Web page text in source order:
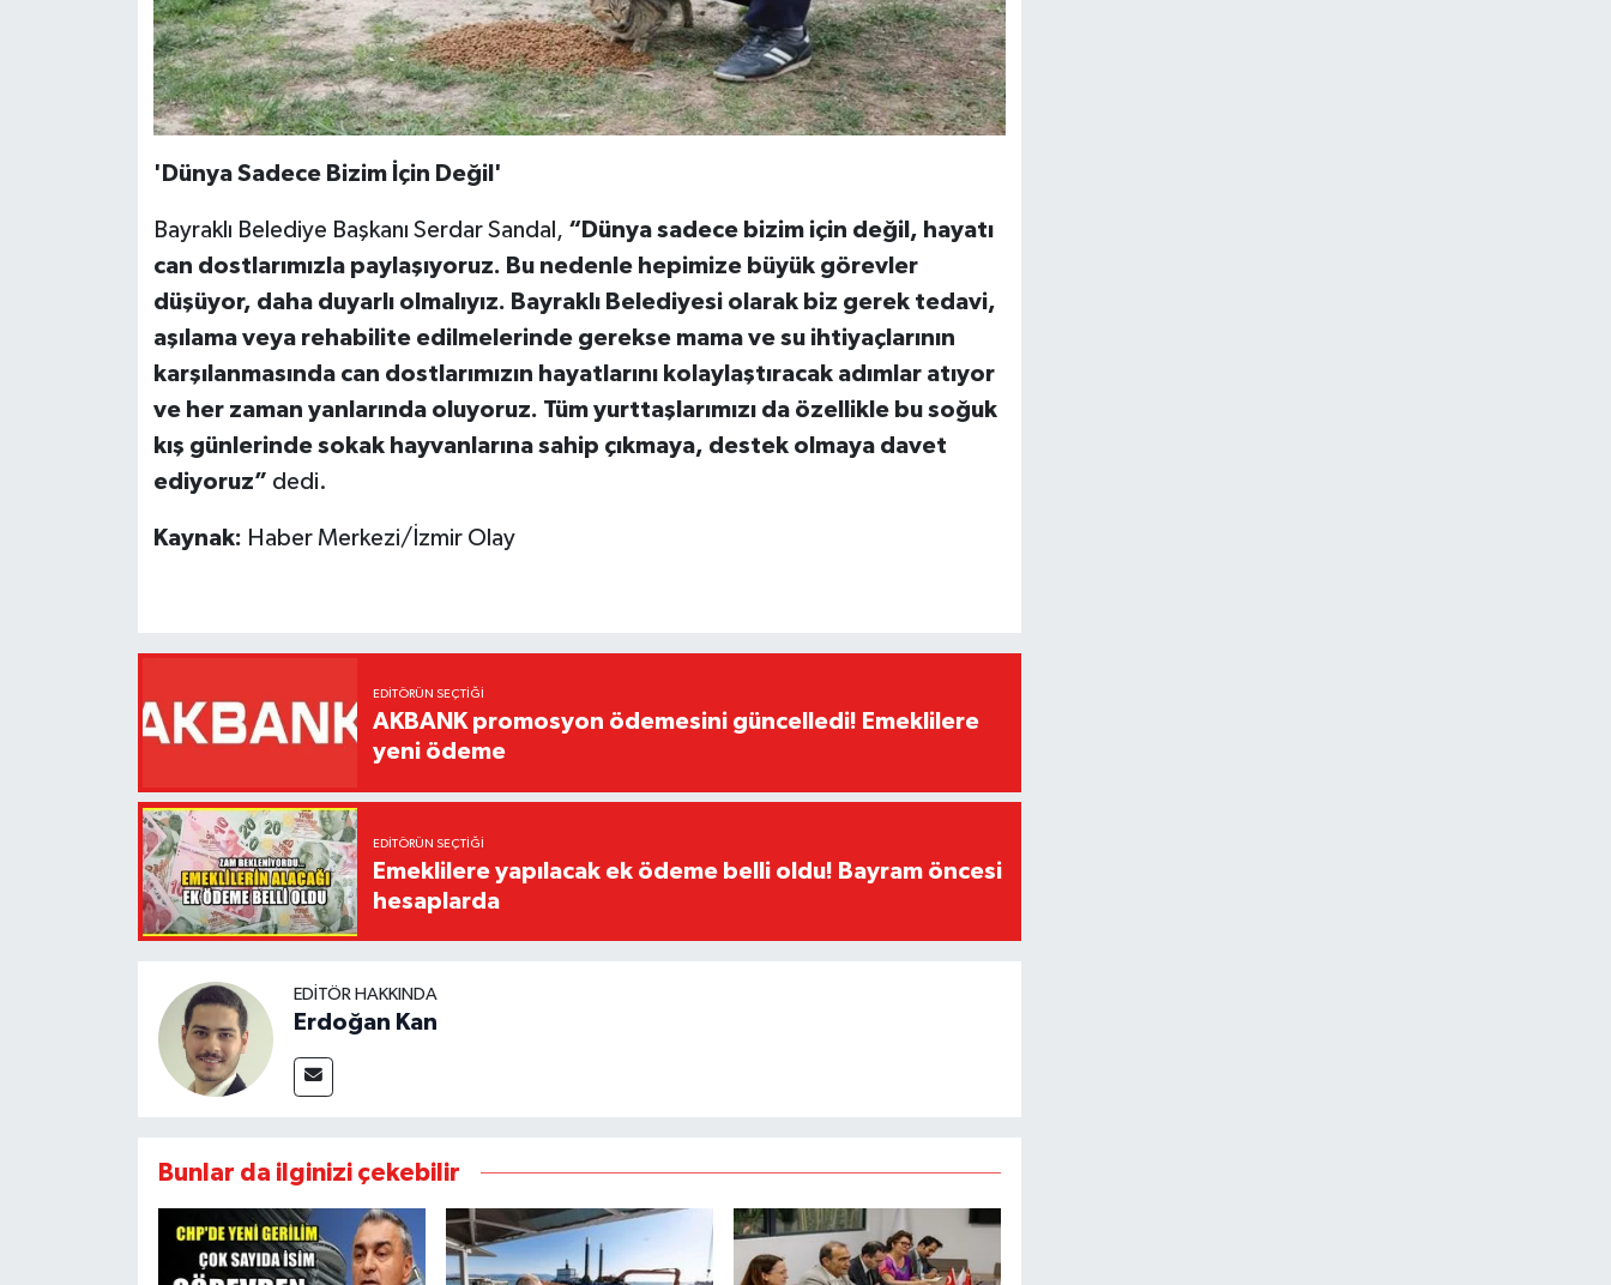
'Dünya Sadece Bizim İçin Değil'
Bayraklı Belediye Başkanı Serdar Sandal, “Dünya sadece bizim için değil, hayatı
can dostlarımızla paylaşıyoruz. Bu nedenle hepimize büyük görevler
düşüyor, daha duyarlı olmalıyız. Bayraklı Belediyesi olarak biz gerek tedavi,
aşılama veya rehabilite edilmelerinde gerekse mama ve su ihtiyaçlarının
karşılanmasında can dostlarımızın hayatlarını kolaylaştıracak adımlar atıyor
ve her zaman yanlarında oluyoruz. Tüm yurttaşlarımızı da özellikle bu soğuk
kış günlerinde sokak hayvanlarına sahip çıkmaya, destek olmaya davet
ediyoruz” dedi.
Kaynak: Haber Merkezi/İzmir Olay
EDITÖRÜN SEÇTIĞI
AKBANK promosyon ödemesini güncelledi! Emeklilere
yeni ödeme
EDITÖRÜN SEÇTIĞI
Emeklilere yapılacak ek ödeme belli oldu! Bayram öncesi
hesaplarda
EDITÖR HAKKINDA
Erdoğan Kan
Bunlar da ilginizi çekebilir